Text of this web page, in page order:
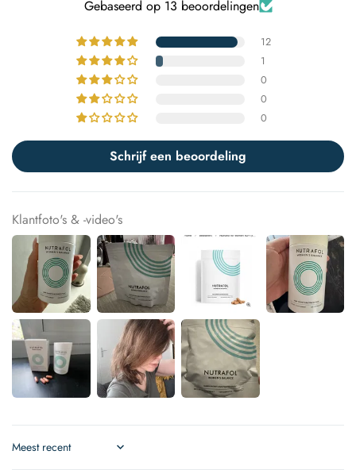
Gebaseerd op 13 beoordelingen
12
1
0
0
0
Schrijf een beoordeling
Klantfoto's & -video's
Sort by